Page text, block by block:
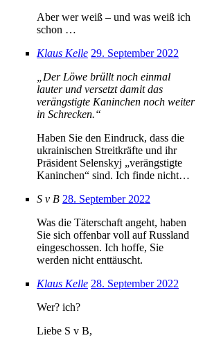
Aber wer weiß – und was weiß ich
schon …
Klaus Kelle 29. September 2022
„Der Löwe brüllt noch einmal
lauter und versetzt damit das
verängstigte Kaninchen noch weiter
in Schrecken.“
Haben Sie den Eindruck, dass die
ukrainischen Streitkräfte und ihr
Präsident Selenskyj „verängstigte
Kaninchen“ sind. Ich finde nicht…
S v B 28. September 2022
Was die Täterschaft angeht, haben
Sie sich offenbar voll auf Russland
eingeschossen. Ich hoffe, Sie
werden nicht enttäuscht.
Klaus Kelle 28. September 2022
Wer? ich?
Liebe S v B,